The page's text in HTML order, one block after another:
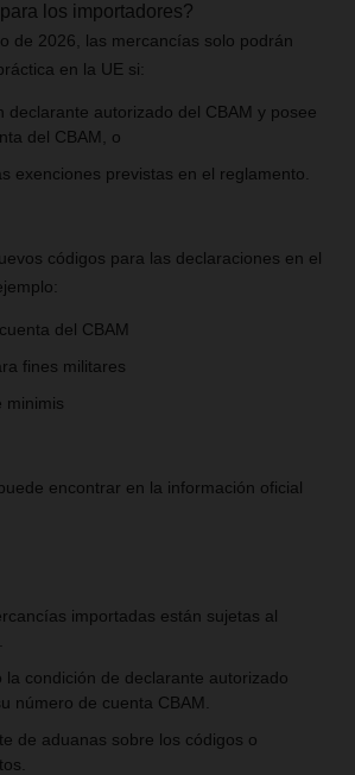
los importadores?
de 2026, las mercancías solo podrán
en la UE si:
declarante autorizado del CBAM y posee
del CBAM, o
exenciones previstas en el reglamento.
códigos para las declaraciones en el
del CBAM
fines militares
minimis
encontrar en la información oficial
importadas están sujetas al
la condición de declarante autorizado
número de cuenta CBAM.
de aduanas sobre los códigos o